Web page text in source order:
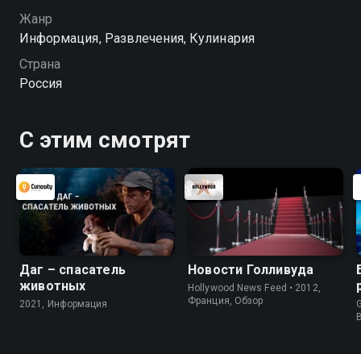
Жанр
Информация, Развлечения, Кулинария
Страна
Россия
С этим смотрят
Даг – спасатель
животных
2021, Информация
Новости Голливуда
Hollywood News Feed • 2012,
Франция, Обзор